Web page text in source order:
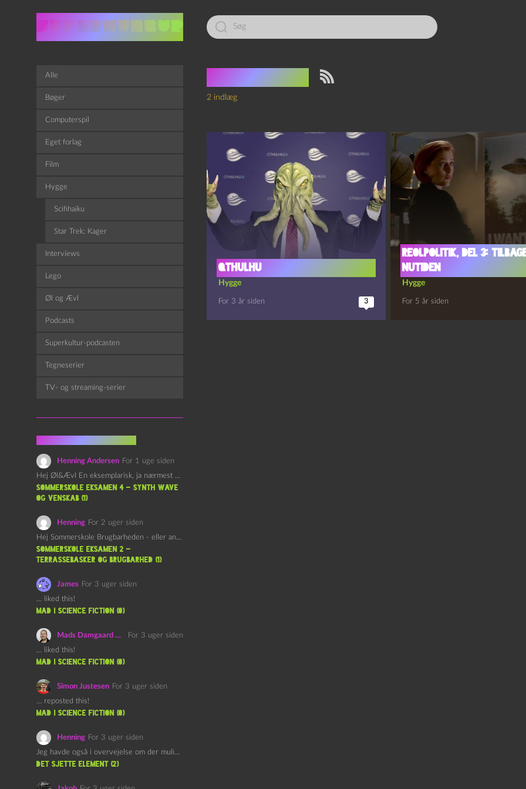
Led
efter:
Qanon
2 indlæg
Qthulhu
Hygge
For 3 år siden 3
Reolpolitik, del 3:
nutiden
Hygge
For 5 år siden
Alle
Bøger
Computerspil
Eget forlag
Film
Hygge
Scifihaiku
Star Trek: Kager
Interviews
Lego
Øl og Ævl
Podcasts
Superkultur-podcasten
Tegneserier
TV- og streaming-serier
Henning Andersen For 1 uge siden
Hej Øl&Ævl En eksemplarisk, ja nærmest yndefuld, afslutning på SOMMERSKOLEN.…
Sommerskole Eksamen 4 – Synth Wave
og Venskab (1)
Henning For 2 uger siden
Hej Sommerskole Brugbarheden - eller anvendeligheden - af "Øl&Ævl" er…
Sommerskole Eksamen 2 –
Terrassebasker og Brugbarhed (1)
James For 3 uger siden
… liked this!
mad i science fiction (0)
Mads Damgaard Mortensen (Å)
For 3 uger siden
… liked this!
mad i science fiction (0)
Simon Justesen For 3 uger siden
… reposted this!
mad i science fiction (0)
Henning For 3 uger siden
Jeg havde også i overvejelse om der muligvis kunne være…
det sjette element (2)